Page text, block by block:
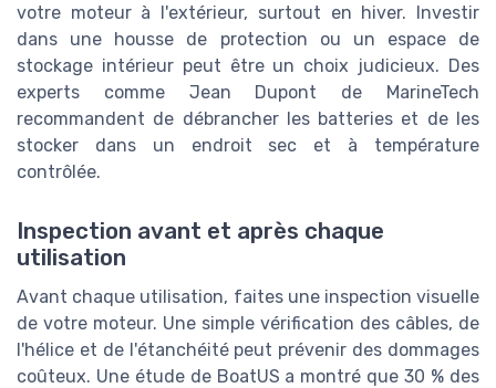
votre moteur à l'extérieur, surtout en hiver. Investir
dans une housse de protection ou un espace de
stockage intérieur peut être un choix judicieux. Des
experts comme Jean Dupont de MarineTech
recommandent de débrancher les batteries et de les
stocker dans un endroit sec et à température
contrôlée.
Inspection avant et après chaque
utilisation
Avant chaque utilisation, faites une inspection visuelle
de votre moteur. Une simple vérification des câbles, de
l'hélice et de l'étanchéité peut prévenir des dommages
coûteux. Une étude de BoatUS a montré que 30 % des